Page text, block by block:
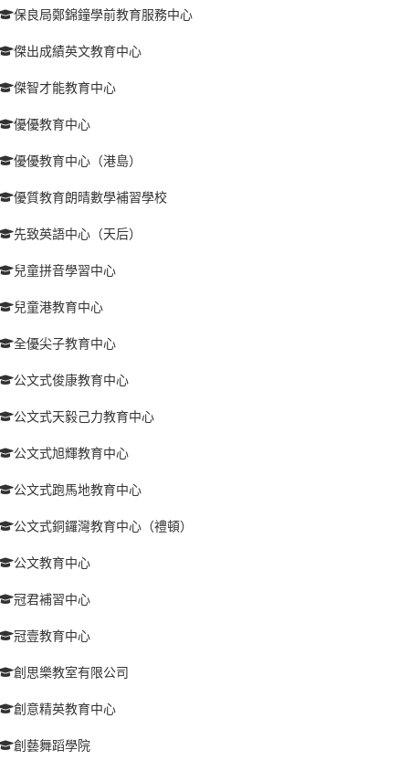
保良局鄭錦鐘學前教育服務中心
傑出成績英文教育中心
傑智才能教育中心
優優教育中心
優優教育中心（港島）
優質教育朗晴數學補習學校
先致英語中心（天后）
兒童拼音學習中心
兒童港教育中心
全優尖子教育中心
公文式俊康教育中心
公文式天毅己力教育中心
公文式旭輝教育中心
公文式跑馬地教育中心
公文式銅鑼灣教育中心（禮頓）
公文教育中心
冠君補習中心
冠壹教育中心
創思樂教室有限公司
創意精英教育中心
創藝舞蹈學院